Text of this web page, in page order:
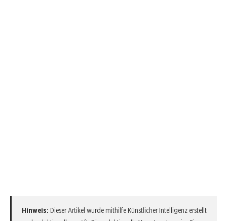
Hinweis: Dieser Artikel wurde mithilfe Künstlicher Intelligenz erstellt